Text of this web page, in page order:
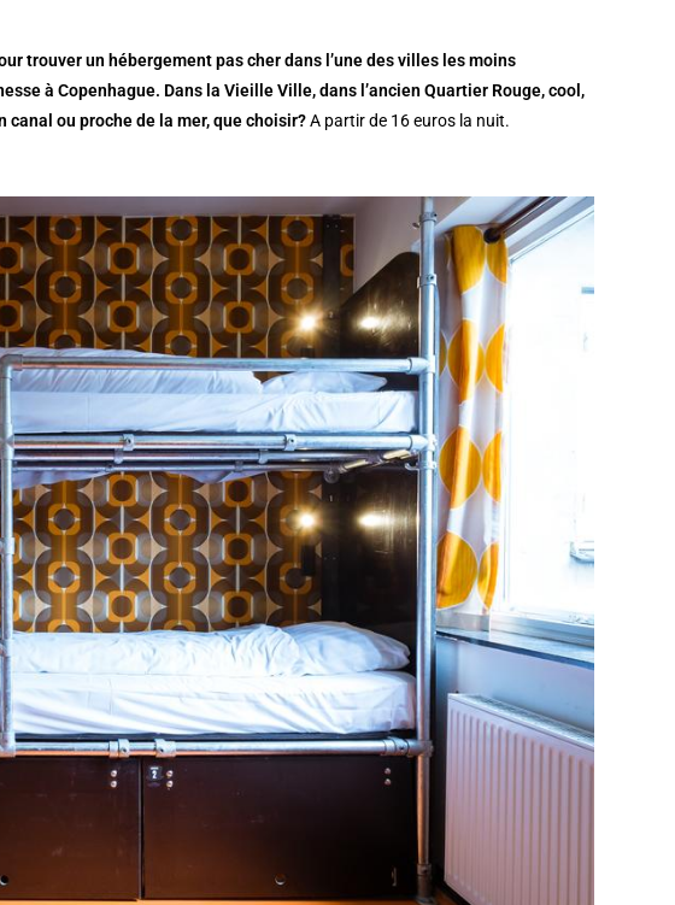
trouver un hébergement pas cher dans l’une des villes les moins
à Copenhague. Dans la Vieille Ville, dans l’ancien Quartier Rouge, cool,
canal ou proche de la mer, que choisir?A partir de 16 euros la nuit.